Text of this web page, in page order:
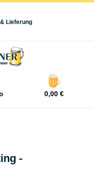
Lieferung
0,00 €
-